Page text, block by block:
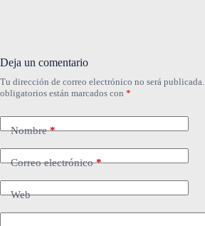
Deja un comentario
Tu dirección de correo electrónico no será publicada.
obligatorios están marcados con *
Nombre*
Correo electrónico*
Web